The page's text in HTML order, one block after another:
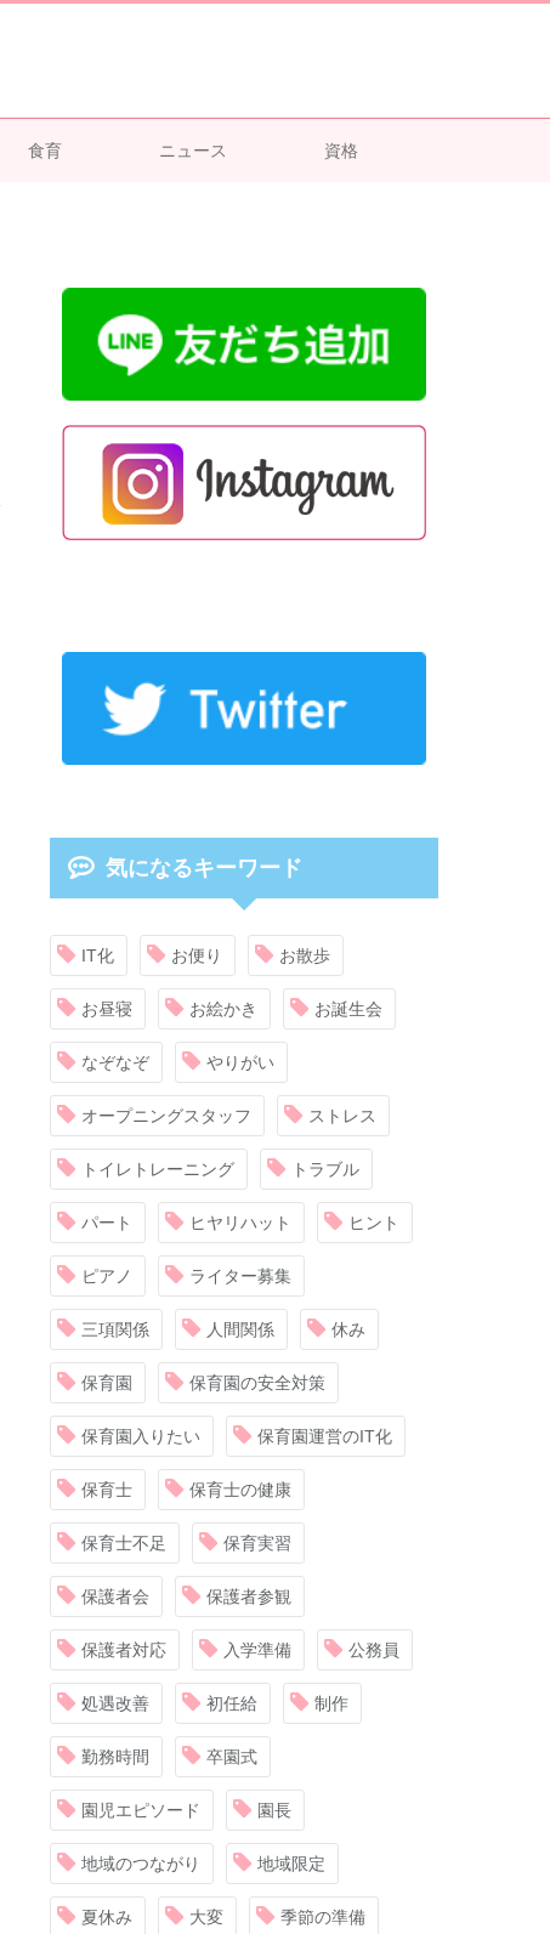
食育 ニュース 資格
気になるキーワード
IT化 お便り お散歩
お昼寝 お絵かき お誕生会
なぞなぞ やりがい
オープニングスタッフ ストレス
トイレトレーニング トラブル
パート ヒヤリハット ヒント
ピアノ ライター募集
三項関係 人間関係 休み
保育園 保育園の安全対策
保育園入りたい 保育園運営のIT化
保育士 保育士の健康
保育士不足 保育実習
保護者会 保護者参観
保護者対応 入学準備 公務員
処遇改善 初任給 制作
勤務時間 卒園式
園児エピソード 園長
地域のつながり 地域限定
夏休み 大変 季節の準備